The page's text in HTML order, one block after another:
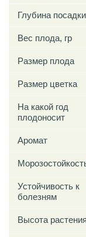
Глубина
Вес плода, гр
Размер плода
Размер цветка
На какой год
плодоносит
Аромат
Устойчивость к
болезням
Высота растения